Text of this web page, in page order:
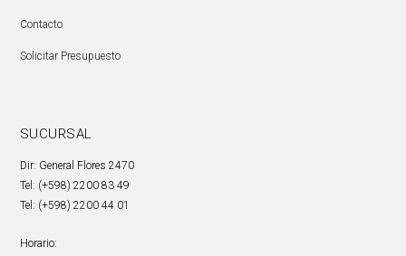
Contacto
Solicitar Presupuesto
SUCURSAL
Dir: General Flores 2470
Tel: (+598) 2200 83 49
Tel: (+598) 2200 44 01
Horario: